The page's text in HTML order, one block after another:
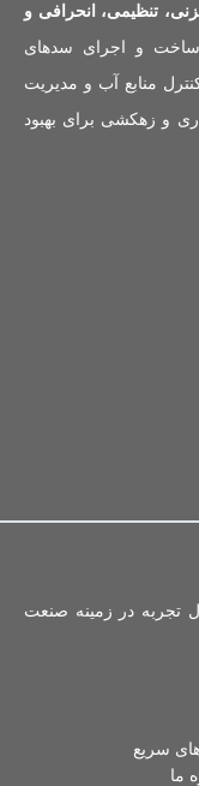
تنظیمی، انحرافی و
و اجرای سدهای
منابع آب و مدیریت
و زهکشی برای بهبود
و توسعه پایدار با بیش از 20 سال تجربه در زمینه صنعت
سریع
ما